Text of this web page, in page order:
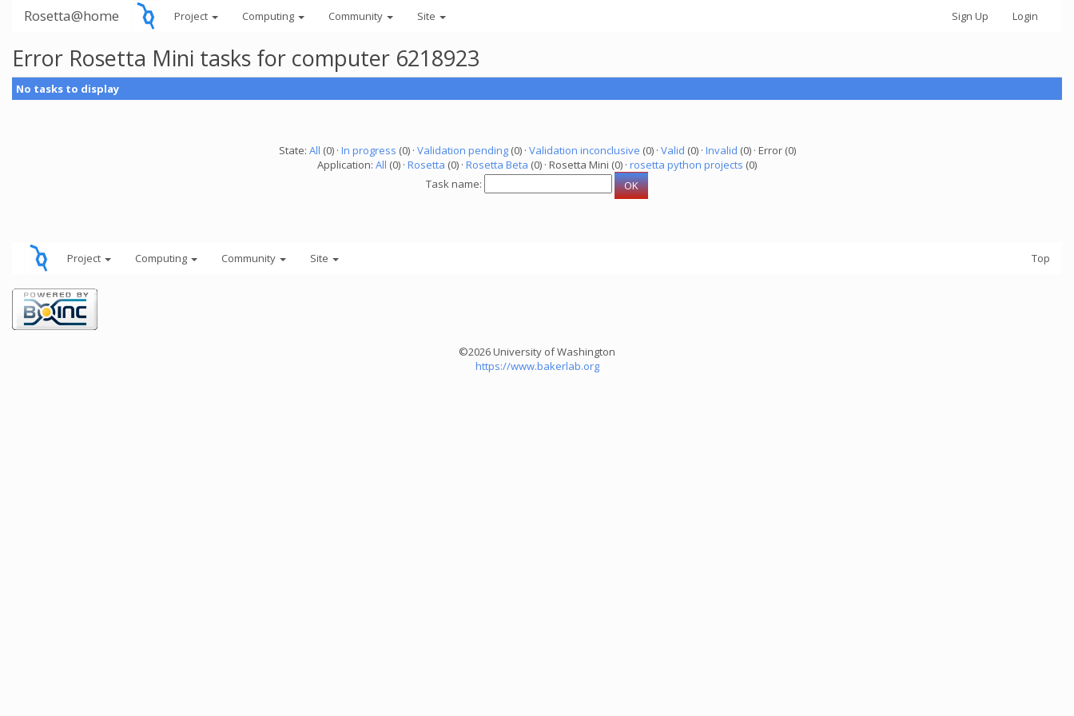
Rosetta@home Project Computing Community Site Sign Up Login
Error Rosetta Mini tasks for computer 6218923
No tasks to display
State: All (0) · In progress (0) · Validation pending(0) · Validation inconclusive (0) · Valid (0) · Invalid (0) · Error (0)
Application: All (0) · Rosetta (0) · Rosetta Beta (0) · Rosetta Mini (0) · rosetta python projects (0)
Task name:
Project Computing Community Site Top
©2026 University of Washington
https://www.bakerlab.org